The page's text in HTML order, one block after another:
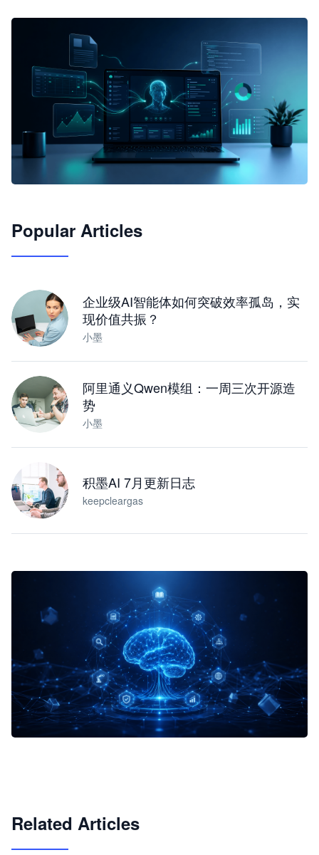
JimoClaw 桌面 AI Agent 工作台
Popular Articles
企业级AI智能体如何突破效率孤岛，实
现价值共振？
小墨
阿里通义Qwen模组：一周三次开源造
势
小墨
积墨AI 7月更新日志
keepcleargas
Related Articles